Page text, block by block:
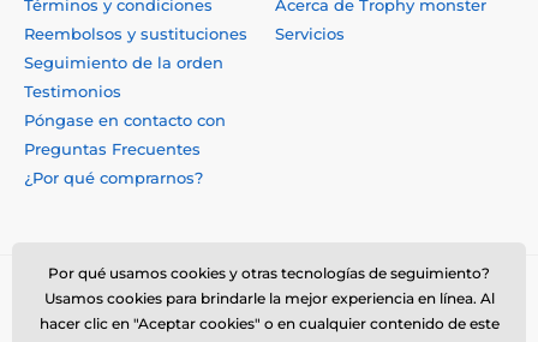
Términos y condiciones
Reembolsos y sustituciones
Seguimiento de la orden
Testimonios
Póngase en contacto con
Preguntas Frecuentes
¿Por qué comprarnos?
Acerca de Trophy monster
Servicios
Por qué usamos cookies y otras tecnologías de seguimiento?
Usamos cookies para brindarle la mejor experiencia en línea. Al
hacer clic en "Aceptar cookies" o en cualquier contenido de este